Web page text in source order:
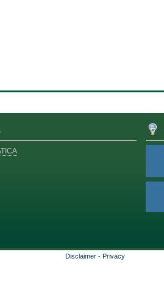
Disclaimer - Privacy